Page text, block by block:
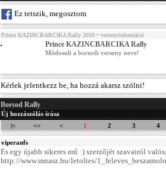
Ez tetszik, megosztom
Prince KAZINCBARCIKA Rally 2010 • versenyinformáció
Prince KAZINCBARCIKA Rally
Módosult a borsodi verseny neve!
Kérlek jelentkezz be, ha hozzá akarsz szólni!
Borsod Rally
Új hozzászólás írása
|<
<< < 1 2 3 4
viperanfs
És egy újabb sikeres mű :) szerzőjét szavairól
http://www.mnasz.hu/letoltes/